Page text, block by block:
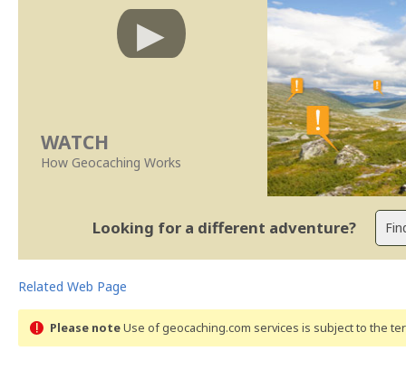
WATCH
How Geocaching Works
Looking for a different adventure?
Related Web Page
Please noteUse of geocaching.com services is subject to the